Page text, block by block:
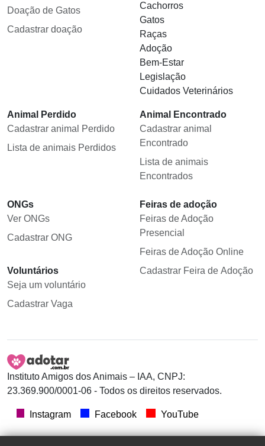
Doação de Gatos
Cadastrar doação
Cachorros
Gatos
Raças
Adoção
Bem-Estar
Legislação
Cuidados Veterinários
Animal Perdido
Cadastrar animal Perdido
Lista de animais Perdidos
Animal Encontrado
Cadastrar animal
Encontrado
Lista de animais
Encontrados
ONGs
Ver ONGs
Cadastrar ONG
Voluntários
Seja um voluntário
Cadastrar Vaga
Feiras de adoção
Feiras de Adoção
Presencial
Feiras de Adoção Online
Cadastrar Feira de Adoção
Instituto Amigos dos Animais – IAA, CNPJ:
23.369.900/0001-06 - Todos os direitos reservados.
Instagram Facebook YouTube